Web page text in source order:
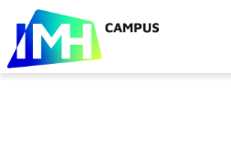
e